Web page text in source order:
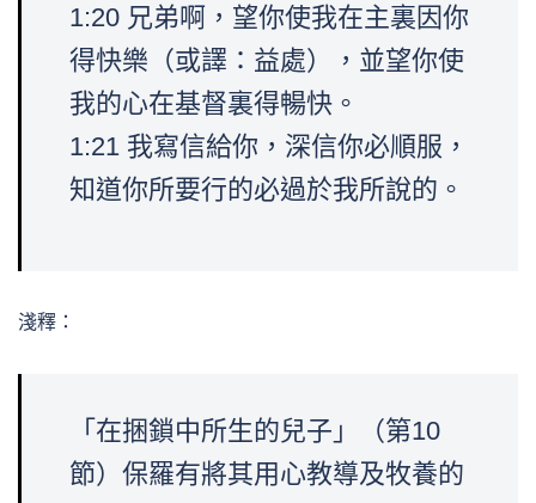
1:20 兄弟啊，望你使我在主裏因你
得快樂（或譯：益處），並望你使
我的心在基督裏得暢快。
1:21 我寫信給你，深信你必順服，
知道你所要行的必過於我所說的。
淺釋：
「在捆鎖中所生的兒子」（第10
節）保羅有將其用心教導及牧養的